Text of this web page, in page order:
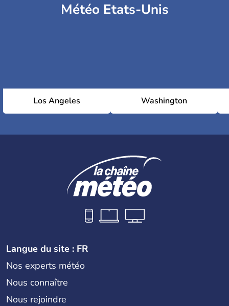
Météo Etats-Unis
Los Angeles Washington
Langue du site : FR
Nos experts météo
Nous connaître
Nous rejoindre